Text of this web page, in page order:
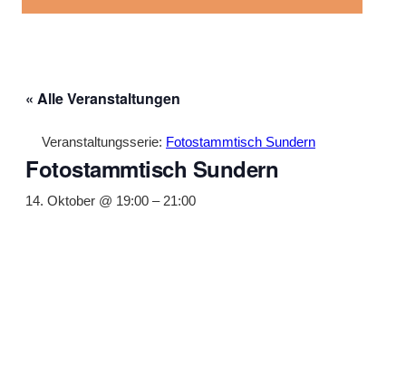
« Alle Veranstaltungen
Veranstaltungsserie: Fotostammtisch Sundern
Fotostammtisch Sundern
14. Oktober @ 19:00 – 21:00